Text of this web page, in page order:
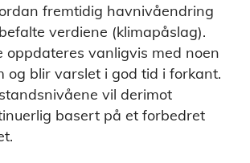
fremtidig havnivåendring
verdiene (klimapåslag).
oppdateres vanligvis med noen
og blir varslet i god tid i forkant.
vil derimot
basert på et forbedret